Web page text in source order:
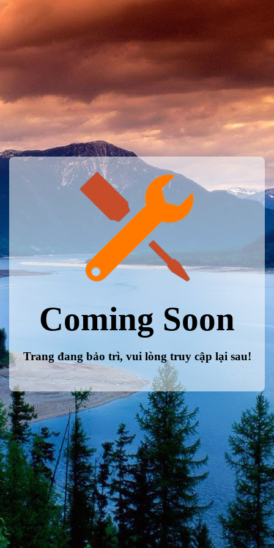
Coming Soon
Trang đang bảo trì, vui lòng truy cập lại sau!